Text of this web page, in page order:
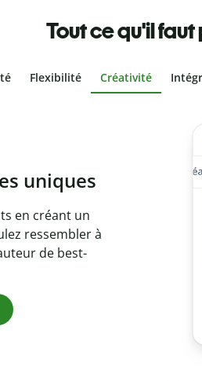
Tout ce qu'il faut
Flexibilité Créativité
grâce au
en